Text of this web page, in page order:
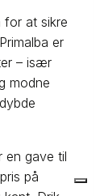
for at sikre
er
– især
modne
en gave til
på